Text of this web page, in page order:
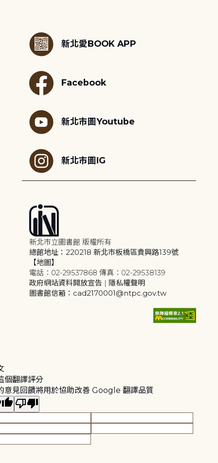
新北愛BOOK APP
Facebook
新北市圖Youtube
新北市圖IG
新北市立圖書館 版權所有
總館地址：220218 新北市板橋區貴興路139號
【地圖】
電話：02-29537868 傳真：02-29538139
政府網站資料開放宣告 | 隱私權聲明
圖書館信箱：cad2170001@ntpc.gov.tw
個翻譯評分
意見回饋將用於協助改善 Google 翻譯品質